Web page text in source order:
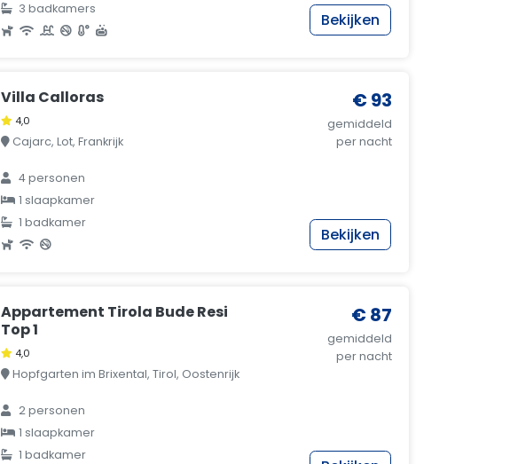
3 badkamers
Bekijken
Villa Calloras
4,0
Cajarc, Lot, Frankrijk
4 personen
1 slaapkamer
1 badkamer
€ 93
gemiddeld
per nacht
Bekijken
Appartement Tirola Bude Resi
Top 1
4,0
Hopfgarten im Brixental, Tirol, Oostenrijk
2 personen
1 slaapkamer
1 badkamer
€ 87
gemiddeld
per nacht